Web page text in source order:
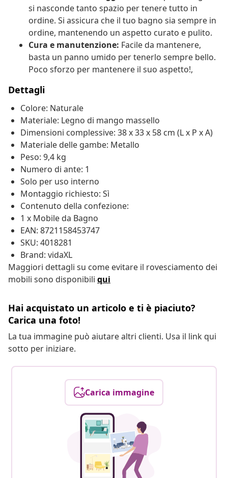
si nasconde tanto spazio per tenere tutto in
ordine. Si assicura che il tuo bagno sia sempre in
ordine, mantenendo un aspetto curato e pulito.
Cura e manutenzione: Facile da mantenere,
basta un panno umido per tenerlo sempre bello.
Poco sforzo per mantenere il suo aspetto!,
Dettagli
Colore: Naturale
Materiale: Legno di mango massello
Dimensioni complessive: 38 x 33 x 58 cm (L x P x A)
Materiale delle gambe: Metallo
Peso: 9,4 kg
Numero di ante: 1
Solo per uso interno
Montaggio richiesto: Sì
Contenuto della confezione:
1 x Mobile da Bagno
EAN: 8721158453747
SKU: 4018281
Brand: vidaXL
Maggiori dettagli su come evitare il rovesciamento dei
mobili sono disponibili qui
Hai acquistato un articolo e ti è piaciuto?
Carica una foto!
La tua immagine può aiutare altri clienti. Usa il link qui
sotto per iniziare.
Carica immagine